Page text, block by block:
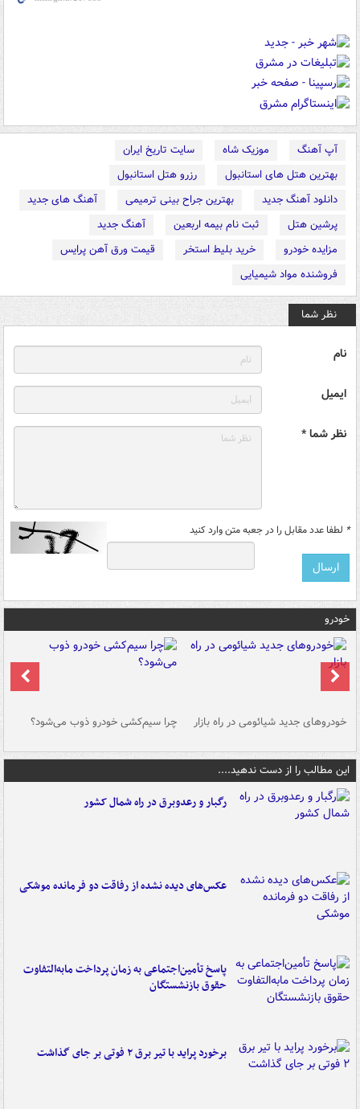
آپ آهنگ موزیک شاه
سایت تاریخ ایران
بهترین هتل های استانبول
رزرو هتل استانبول
دانلود آهنگ جدید
بهترین جراح بینی ترمیمی
آهنگ های جدید
پرشین هتل
ثبت نام بیمه اربعین
آهنگ جدید
مزایده خودرو
خرید بلیط استخر
قیمت ورق آهن پرایس
فروشنده مواد شیمیایی
نظر شما
نام
ایمیل
نظر شما *
* لطفا عدد مقابل را در جعبه متن وارد کنید
خودرو
خودروهای جدید شیائومی در راه بازار چرا سیم‌کشی خودرو ذوب می‌شود؟
این مطالب را از دست ندهید....
رگبار و رعدوبرق در راه شمال کشور
عکس‌های دیده نشده از رفاقت دو فرمانده‌ موشکی
پاسخ تأمین‌اجتماعی به زمان پرداخت مابه‌التفاوت
حقوق بازنشستگان
برخورد پراید با تیر برق ۲ فوتی بر جای گذاشت